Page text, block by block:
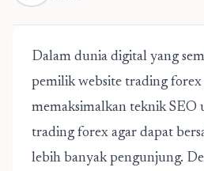
Dalam dunia digital yang
pemilik website trading
memaksimalkan teknik SEO
trading forex agar dapat
lebih banyak pengunjung.